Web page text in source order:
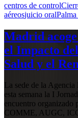
centros de control
aéreosjuicio oral
Madrid
el Impacto
Salud y el
La sede de la
esta semana la I
encuentro
COMME, AUGC,